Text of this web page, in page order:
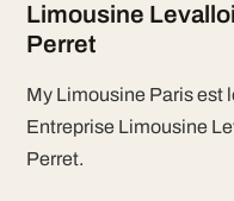
Limousine
Perret
My Limousine Paris est
Entreprise Limousine
Perret.